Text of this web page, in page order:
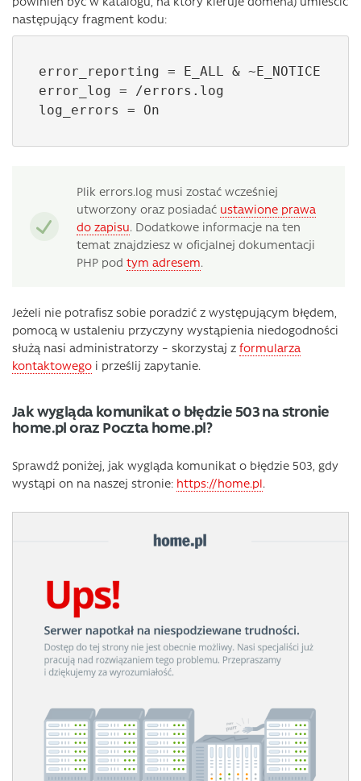
następujący fragment kodu:
error_reporting = E_ALL & ~E_NOTICE
error_log = /errors.log
log_errors = On
Plik errors.log musi zostać wcześniej
utworzony oraz posiadać ustawione prawa
do zapisu. Dodatkowe informacje na ten
temat znajdziesz w oficjalnej dokumentacji
PHP pod tym adresem.
Jeżeli nie potrafisz sobie poradzić z występującym błędem,
pomocą w ustaleniu przyczyny wystąpienia niedogodności
służą nasi administratorzy – skorzystaj z formularza
kontaktowego i prześlij zapytanie.
Jak wygląda komunikat o błędzie 503 na stronie
home.pl oraz Poczta home.pl?
Sprawdź poniżej, jak wygląda komunikat o błędzie 503, gdy
wystąpi on na naszej stronie: https://home.pl.